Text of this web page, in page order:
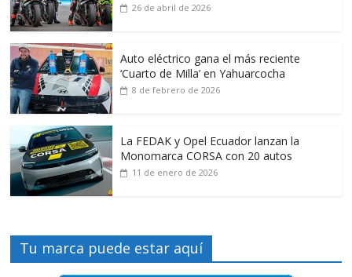
26 de abril de 2026
Auto eléctrico gana el más reciente
‘Cuarto de Milla’ en Yahuarcocha
8 de febrero de 2026
La FEDAK y Opel Ecuador lanzan la
Monomarca CORSA con 20 autos
11 de enero de 2026
Tu marca puede estar aquí